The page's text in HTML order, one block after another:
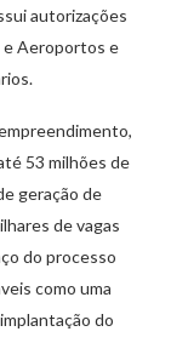
autorizações
e Aeroportos e
53 milhões de
geração de
de vagas
do processo
como uma
do